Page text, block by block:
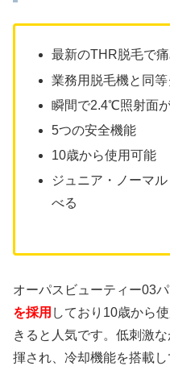
最新のTHR脱毛で
業務⽤脱⽑機と同
瞬間で2.4℃照射面
5つの安全機能
10歳から使用可能
ジュニア・ノーマ
べる
オーパスビューティー03パ
を採用 しており10歳から
きると人気です。低刺激
揮され、冷却機能を搭載